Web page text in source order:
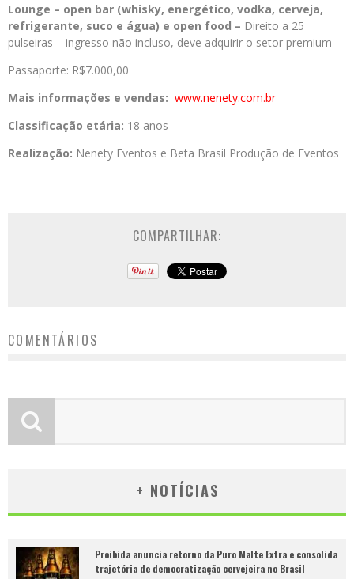
Lounge – open bar (whisky, energético, vodka, cerveja,
refrigerante, suco e água) e open food – Direito a 25
pulseiras – ingresso não incluso, deve adquirir o setor premium
Passaporte: R$7.000,00
Mais informações e vendas: www.nenety.com.br
Classificação etária: 18 anos
Realização: Nenety Eventos e Beta Brasil Produção de Eventos
COMPARTILHAR:
COMENTÁRIOS
+ NOTÍCIAS
Proibida anuncia retorno da Puro Malte Extra e consolida
trajetória de democratização cervejeira no Brasil